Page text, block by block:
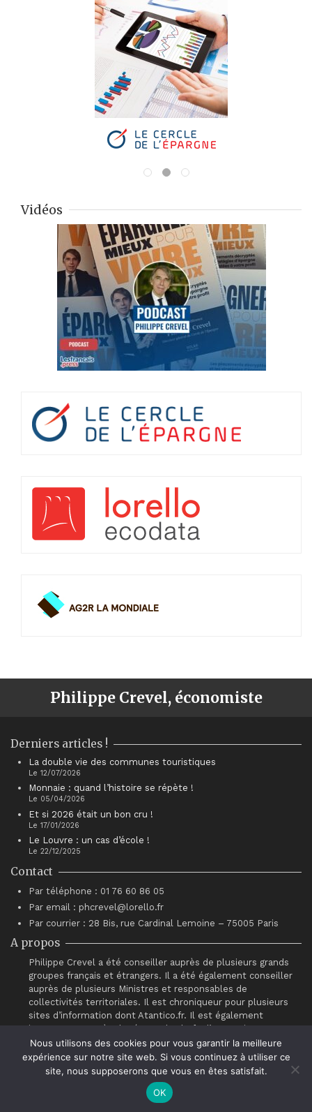
Vidéos
Philippe Crevel, économiste
Derniers articles !
La double vie des communes touristiques
Le 12/07/2026
Monnaie : quand l’histoire se répète !
Le 05/04/2026
Et si 2026 était un bon cru !
Le 17/01/2026
Le Louvre : un cas d’école !
Le 22/12/2025
Contact
Par téléphone : 01 76 60 86 05
Par email : phcrevel@lorello.fr
Par courrier : 28 Bis, rue Cardinal Lemoine – 75005 Paris
A propos
Philippe Crevel a été conseiller auprès de plusieurs grands
groupes français et étrangers. Il a été également conseiller
auprès de plusieurs Ministres et responsables de
collectivités territoriales. Il est chroniqueur pour plusieurs
sites d’information dont Atantico.fr. Il est également
intervenant auprès du réseau de chefs d’entreprises
“Association pour le Progrès du Management” (APM).
© Philippe Crevel 2021.
Nous utilisons des cookies pour vous garantir la meilleure
expérience sur notre site web. Si vous continuez à utiliser ce
site, nous supposerons que vous en êtes satisfait.
OK